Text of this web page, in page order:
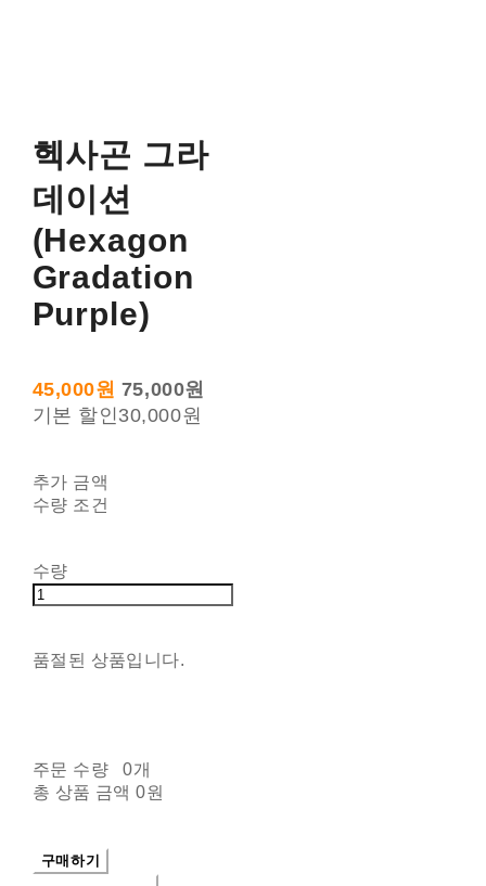
헥사곤 그라
데이션
(Hexagon
Gradation
Purple)
45,000원 75,000원
기본 할인 30,000원
추가 금액
수량 조건
수량
품절된 상품입니다.
주문 수량
0개
총 상품 금액 0원
구매하기